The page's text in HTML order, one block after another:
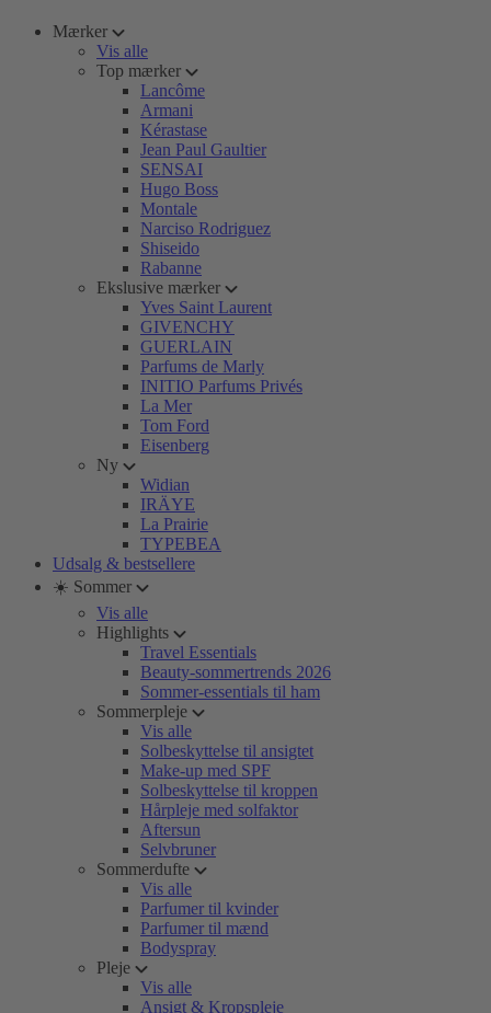
Mærker
Vis alle
Top mærker
Lancôme
Armani
Kérastase
Jean Paul Gaultier
SENSAI
Hugo Boss
Montale
Narciso Rodriguez
Shiseido
Rabanne
Ekslusive mærker
Yves Saint Laurent
GIVENCHY
GUERLAIN
Parfums de Marly
INITIO Parfums Privés
La Mer
Tom Ford
Eisenberg
Ny
Widian
IRÄYE
La Prairie
TYPEBEA
Udsalg & bestsellere
☀️ Sommer
Vis alle
Highlights
Travel Essentials
Beauty-sommertrends 2026
Sommer-essentials til ham
Sommerpleje
Vis alle
Solbeskyttelse til ansigtet
Make-up med SPF
Solbeskyttelse til kroppen
Hårpleje med solfaktor
Aftersun
Selvbruner
Sommerdufte
Vis alle
Parfumer til kvinder
Parfumer til mænd
Bodyspray
Pleje
Vis alle
Ansigt & Kropspleje